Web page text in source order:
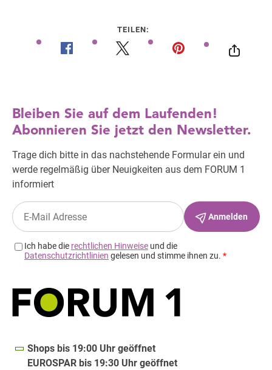
TEILEN:
Shops bis 19:00 Uhr geöffnet
EUROSPAR bis 19:30 Uhr geöffnet